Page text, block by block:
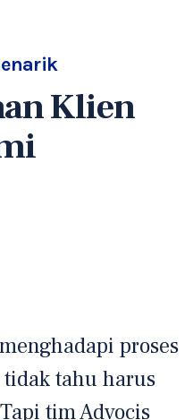
Klien
proses
tahu harus
tim Advocis